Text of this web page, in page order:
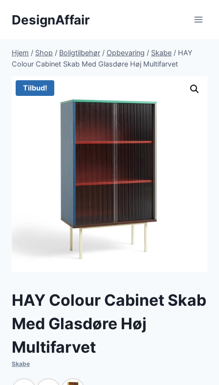
DesignAffair
Hjem / Shop / Boligtilbehør / Opbevaring / Skabe / HAY
Colour Cabinet Skab Med Glasdøre Høj Multifarvet
Tilbud!
HAY Colour Cabinet Skab
Med Glasdøre Høj
Multifarvet
Skabe